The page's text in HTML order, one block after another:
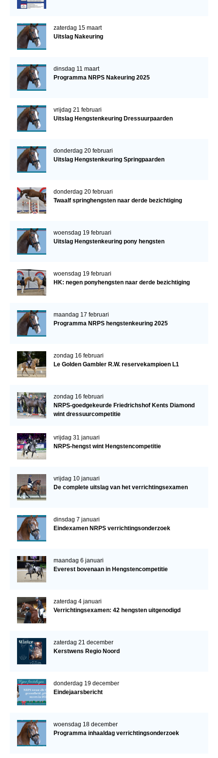
zaterdag 15 maart
Uitslag Nakeuring
dinsdag 11 maart
Programma NRPS Nakeuring 2025
vrijdag 21 februari
Uitslag Hengstenkeuring Dressuurpaarden
donderdag 20 februari
Uitslag Hengstenkeuring Springpaarden
donderdag 20 februari
Twaalf springhengsten naar derde bezichtiging
woensdag 19 februari
Uitslag Hengstenkeuring pony hengsten
woensdag 19 februari
HK: negen ponyhengsten naar derde bezichtiging
maandag 17 februari
Programma NRPS hengstenkeuring 2025
zondag 16 februari
Le Golden Gambler R.W. reservekampioen L1
zondag 16 februari
NRPS-goedgekeurde Friedrichshof Kents Diamond
wint dressuurcompetitie
vrijdag 31 januari
NRPS-hengst wint Hengstencompetitie
vrijdag 10 januari
De complete uitslag van het verrichtingsexamen
dinsdag 7 januari
Eindexamen NRPS verrichtingsonderzoek
maandag 6 januari
Everest bovenaan in Hengstencompetitie
zaterdag 4 januari
Verrichtingsexamen: 42 hengsten uitgenodigd
zaterdag 21 december
Kerstwens Regio Noord
donderdag 19 december
Eindejaarsbericht
woensdag 18 december
Programma inhaaldag verrichtingsonderzoek